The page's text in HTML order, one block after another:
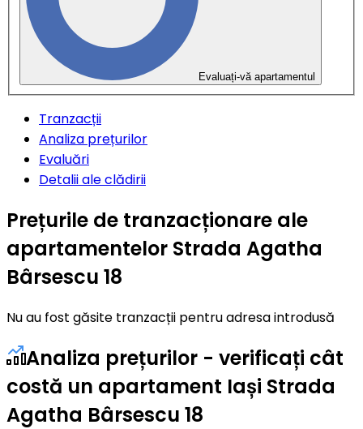
Evaluați-vă apartamentul
Tranzacții
Analiza prețurilor
Evaluări
Detalii ale clădirii
Prețurile de tranzacționare ale
apartamentelor Strada Agatha
Bârsescu 18
Nu au fost găsite tranzacții pentru adresa introdusă
Analiza prețurilor - verificați cât
costă un apartament Iași Strada
Agatha Bârsescu 18